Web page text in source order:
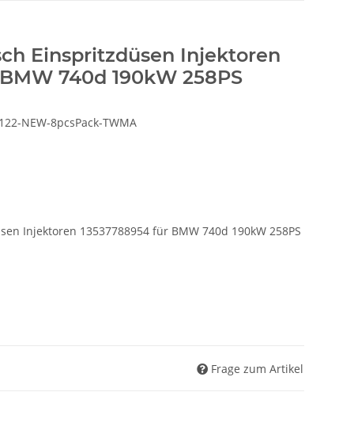
Einspritzdüsen Injektoren
740d 190kW 258PS
NEW-8pcsPack-TWMA
Injektoren 13537788954 für BMW 740d 190kW 258PS
Frage zum Artikel